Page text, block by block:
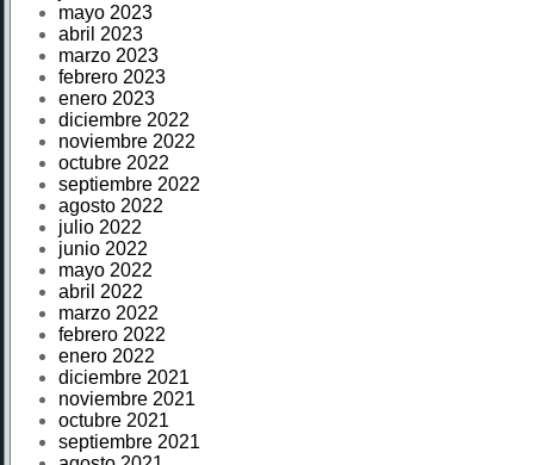
mayo 2023
abril 2023
marzo 2023
febrero 2023
enero 2023
diciembre 2022
noviembre 2022
octubre 2022
septiembre 2022
agosto 2022
julio 2022
junio 2022
mayo 2022
abril 2022
marzo 2022
febrero 2022
enero 2022
diciembre 2021
noviembre 2021
octubre 2021
septiembre 2021